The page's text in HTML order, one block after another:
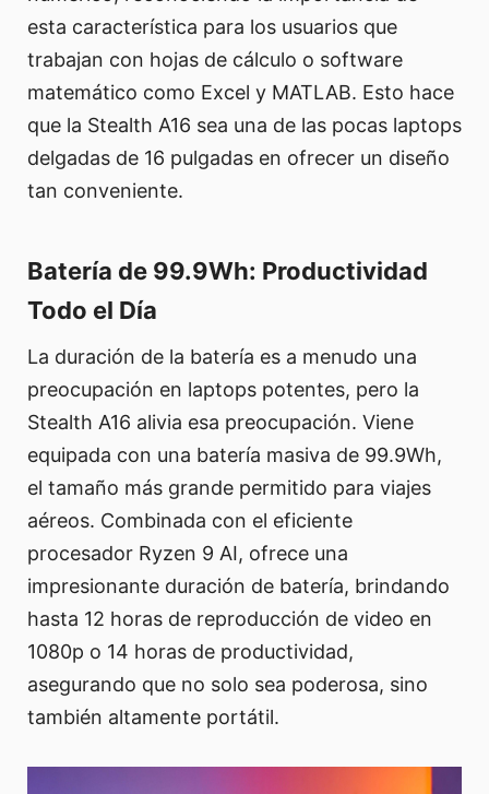
esta característica para los usuarios que
trabajan con hojas de cálculo o software
matemático como Excel y MATLAB. Esto hace
que la Stealth A16 sea una de las pocas laptops
delgadas de 16 pulgadas en ofrecer un diseño
tan conveniente.
Batería de 99.9Wh: Productividad
Todo el Día
La duración de la batería es a menudo una
preocupación en laptops potentes, pero la
Stealth A16 alivia esa preocupación. Viene
equipada con una batería masiva de 99.9Wh,
el tamaño más grande permitido para viajes
aéreos. Combinada con el eficiente
procesador Ryzen 9 AI, ofrece una
impresionante duración de batería, brindando
hasta 12 horas de reproducción de video en
1080p o 14 horas de productividad,
asegurando que no solo sea poderosa, sino
también altamente portátil.